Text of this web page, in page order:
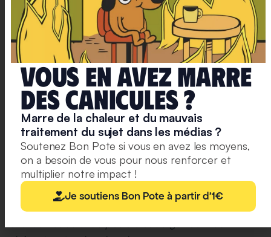
Source :R B Jacksonet al2022Environ. Res. Lett. 17
Mais croissance des énergies fossiles…
Pour atteindre la neutralité carbone en 2050, et donc
une supposée croissance verte ou découplage
économique, il n’y a pas 150 solutions : mettre fin à
notre dépendance aux énergies fossiles.
nous disent que« pour conserver 50% de chance
d’arriver à une température de +1.5 °C, 90 % du
Vous en avez marre
deS caniculeS ?
Marre de la chaleur et du mauvais
traitement du sujet dans les médias ?
Soutenez Bon Pote si vous en avez les moyens,
on a besoin de vous pour nous renforcer et
multiplier notre impact !
Je soutiens Bon Pote à partir d'1€